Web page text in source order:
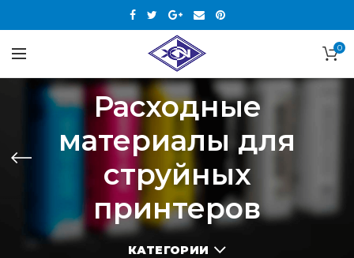
0
Расходные
материалы для
струйных
принтеров
КАТЕГОРИИ